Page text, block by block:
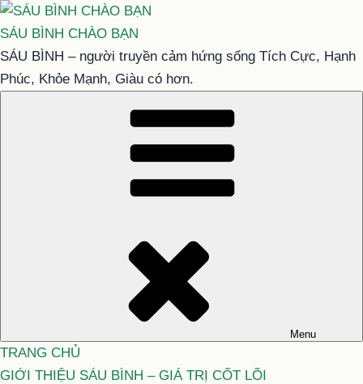
Chuyển
đến
phần
nội
SÁU BÌNH CHÀO BẠN
SÁU BÌNH – người truyền cảm hứng sống Tích Cực, Hạnh
Phúc, Khỏe Mạnh, Giàu có hơn.
Menu
TRANG CHỦ
GIỚI THIỆU SÁU BÌNH – GIÁ TRỊ CỐT LÕI